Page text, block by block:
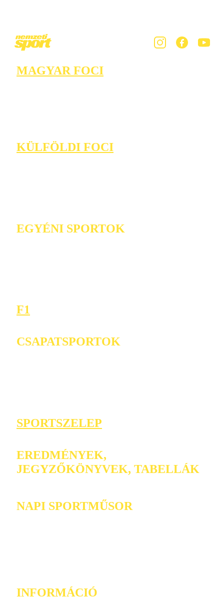
MAGYAR FOCI
KÜLFÖLDI FOCI
EGYÉNI SPORTOK
F1
CSAPATSPORTOK
SPORTSZELEP
EREDMÉNYEK,
JEGYZŐKÖNYVEK, TABELLÁK
NAPI SPORTMŰSOR
INFORMÁCIÓ